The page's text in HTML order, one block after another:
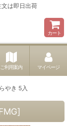
は即日出荷
カート
ご利用案内 マイページ
やき 5入
]